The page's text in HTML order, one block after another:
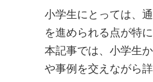
小学生にとっては、
を進められる点が特
本記事では、小学生
や事例を交えながら